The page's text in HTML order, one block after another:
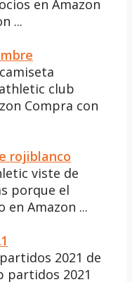
en Amazon
...
club
Compra con
rojiblanco
viste de
porque el
Amazon ...
2021 de
partidos 2021